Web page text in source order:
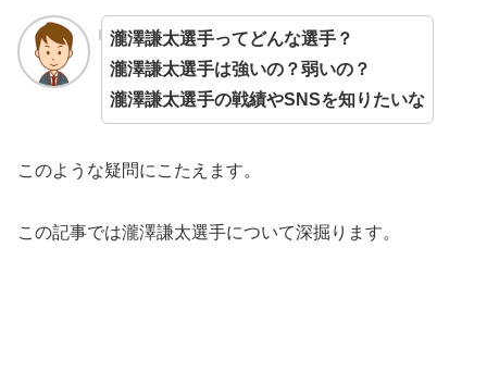
瀧澤謙太選手ってどんな選手？
瀧澤謙太選手は強いの？弱いの？
瀧澤謙太選手の戦績やSNSを知りたいな
このような疑問にこたえます。
この記事では瀧澤謙太選手について深掘ります。